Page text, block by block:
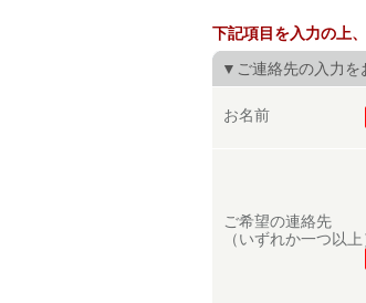
下記項目を入力の上
▼ご連絡先の入力を
お名前
ご希望の連絡先
（いずれか一つ以上